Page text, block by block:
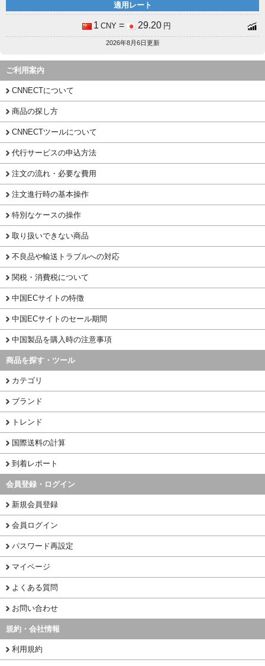
適用レート
1 CNY = 29.20 円
2026年8月6日更新
ご利用案内
CNNECTについて
商品の探し方
CNNECTツールについて
代行サービスの申込方法
注文の流れ・必要な費用
注文進行時の基本操作
特別なケースの操作
取り扱いできない商品
不良品や輸送トラブルへの対応
関税・消費税について
中国ECサイトの特徴
中国ECサイトのセール期間
中国製品を購入時の注意事項
商品を探す・ツール
カテゴリ
ブランド
トレンド
国際送料の計算
到着レポート
会員登録・ログイン
新規会員登録
会員ログイン
パスワード再設定
マイページ
よくある質問
お問い合わせ
規約・会社情報
利用規約